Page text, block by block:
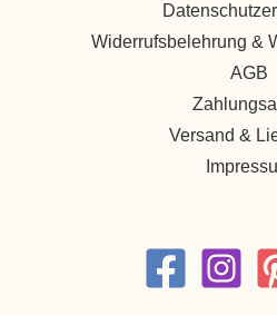
Widerrufsbelehrung &
AGB
Versand &